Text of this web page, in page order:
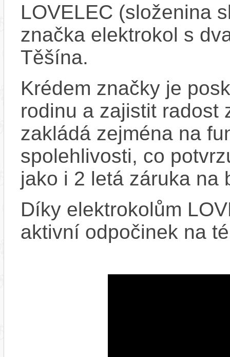
LOVELEC (složenina
značka elektrokol s
Těšína.
Krédem značky je
rodinu a zajistit radost
zakládá zejména na
spolehlivosti, co
jako i 2 letá záruka na
Díky elektrokolům
aktivní odpočinek na